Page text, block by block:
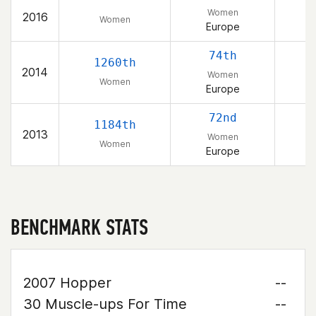
2016 Women
Women
Europe
2014
1260th
Women
74th
Women
Europe
2013
1184th
Women
72nd
Women
Europe
BENCHMARK STATS
2007 Hopper
--
30 Muscle-ups For Time
--